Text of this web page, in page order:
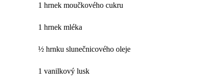
1 hrnek moučkového cukru
1 hrnek mléka
½ hrnku slunečnicového oleje
1 vanilkový lusk